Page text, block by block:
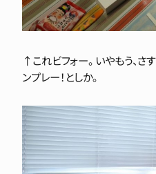
↑これビフォー。 いやもう、さ
ンプレー！としか。